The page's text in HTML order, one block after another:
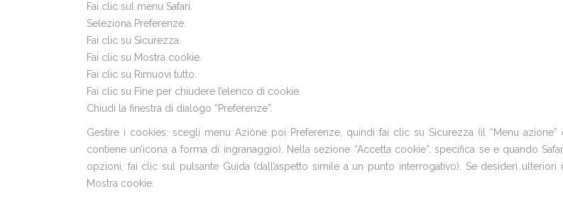
Fai clic sul menu Safari.
Seleziona Preferenze.
Fai clic su Sicurezza.
Fai clic su Mostra cookie.
Fai clic su Rimuovi tutto.
Fai clic su Fine per chiudere l’elenco di cookie.
Chiudi la finestra di dialogo “Preferenze”.
Gestire i cookies: scegli menu Azione poi Preferenze, quindi fai clic su Sicurezza (il “Menu
contiene un’icona a forma di ingranaggio). Nella sezione “Accetta cookie”, specifica se e quando
opzioni, fai clic sul pulsante Guida (dall’aspetto simile a un punto interrogativo). Se desideri
Mostra cookie.